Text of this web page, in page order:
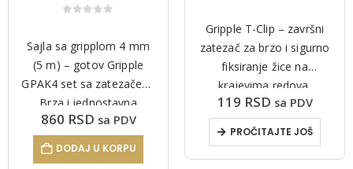
Sajla sa gripplom 4 mm
(5 m) – gotov Gripple
GPAK4 set sa zatezačem.
Brza i jednostavna
montaža, visoka
otpornost na koroziju i
dugotrajna stabilnost.
860 RSD sa PDV
DODAJ U KORPU
Gripple T-Clip – završni
zatezač za brzo i sigurno
fiksiranje žice na
krajevima redova.
Pogodan za žice Ø 1,80–
3,00 mm. Štedi vreme,
eliminiše potrebu za
čvorovima i
119 RSD sa PDV
PROČITAJTE JOŠ